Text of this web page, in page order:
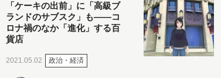
「ケーキの出前」に「高級ブ
ランドのサブスク」も――コ
ロナ禍のなか「進化」する百
貨店
2021.05.02 政治・経済